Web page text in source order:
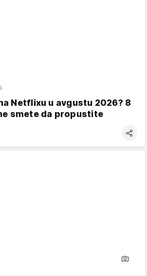
Netflixu u avgustu 2026? 8
smete da propustite